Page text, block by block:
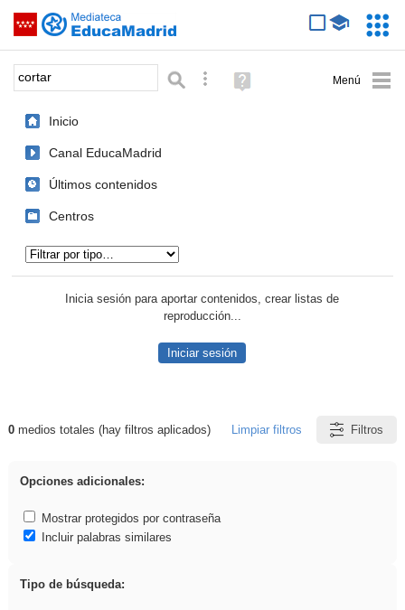
Saltar navegación
Palabra o frase: Búsqueda avanzada
Ayuda
(en
Inicio
Canal EducaMadrid
Últimos contenidos
Centros
Inicia sesión para aportar contenidos, crear listas de
reproducción...
Iniciar sesión
Resultados de: cortar
0medios totales (hay filtros aplicados) Limpiar filtros Filtros
Opciones adicionales:
Mostrar protegidos por contraseña
Incluir palabras similares
Tipo de búsqueda: